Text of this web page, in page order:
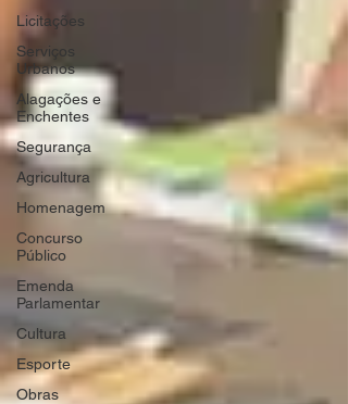
Licitações
Serviços
Urbanos
Alagações e
Enchentes
Segurança
Agricultura
Homenagem
Concurso
Público
Emenda
Parlamentar
Cultura
Esporte
Obras